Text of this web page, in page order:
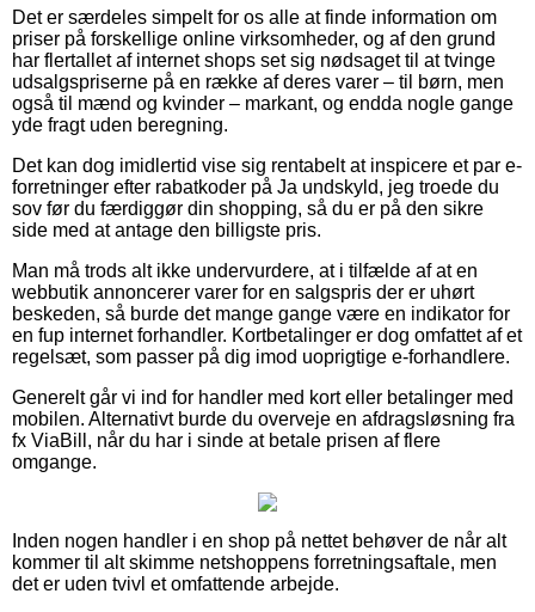
Det er særdeles simpelt for os alle at finde information om
priser på forskellige online virksomheder, og af den grund
har flertallet af internet shops set sig nødsaget til at tvinge
udsalgspriserne på en række af deres varer – til børn, men
også til mænd og kvinder – markant, og endda nogle gange
yde fragt uden beregning.
Det kan dog imidlertid vise sig rentabelt at inspicere et par e-
forretninger efter rabatkoder på Ja undskyld, jeg troede du
sov før du færdiggør din shopping, så du er på den sikre
side med at antage den billigste pris.
Man må trods alt ikke undervurdere, at i tilfælde af at en
webbutik annoncerer varer for en salgspris der er uhørt
beskeden, så burde det mange gange være en indikator for
en fup internet forhandler. Kortbetalinger er dog omfattet af et
regelsæt, som passer på dig imod uoprigtige e-forhandlere.
Generelt går vi ind for handler med kort eller betalinger med
mobilen. Alternativt burde du overveje en afdragsløsning fra
fx ViaBill, når du har i sinde at betale prisen af flere
omgange.
Inden nogen handler i en shop på nettet behøver de når alt
kommer til alt skimme netshoppens forretningsaftale, men
det er uden tvivl et omfattende arbejde.